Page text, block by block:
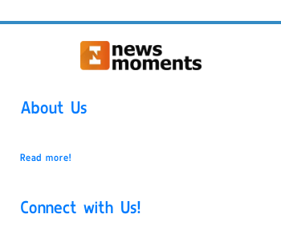
About Us
Read more!
Connect with Us!